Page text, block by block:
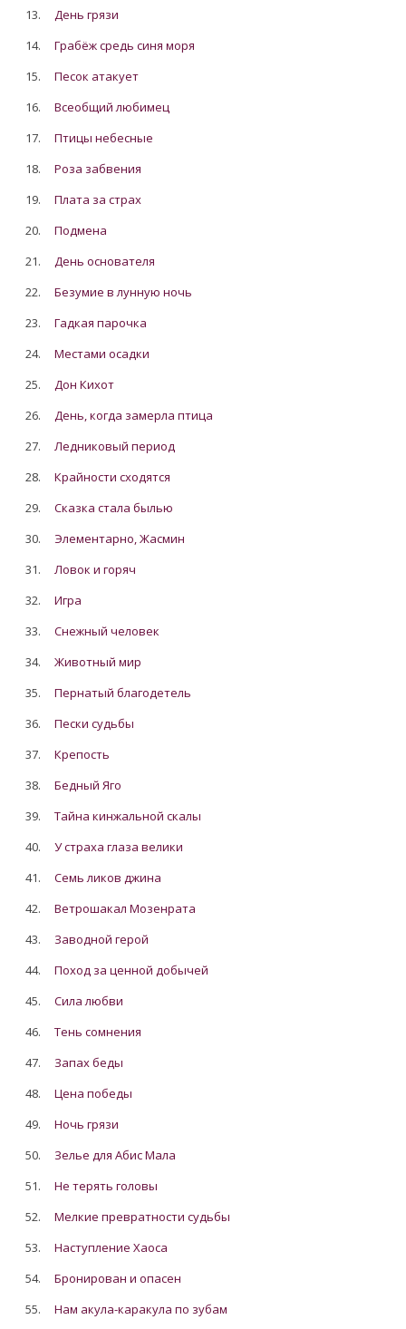
13.
День грязи
14.
Грабёж средь синя моря
15.
Песок атакует
16.
Всеобщий любимец
17.
Птицы небесные
18.
Роза забвения
19.
Плата за страх
20.
Подмена
21.
День основателя
22.
Безумие в лунную ночь
23.
Гадкая парочка
24.
Местами осадки
25.
Дон Кихот
26.
День, когда замерла птица
27.
Ледниковый период
28.
Крайности сходятся
29.
Сказка стала былью
30.
Элементарно, Жасмин
31.
Ловок и горяч
32.
Игра
33.
Снежный человек
34.
Животный мир
35.
Пернатый благодетель
36.
Пески судьбы
37.
Крепость
38.
Бедный Яго
39.
Тайна кинжальной скалы
40.
У страха глаза велики
41.
Семь ликов джина
42.
Ветрошакал Мозенрата
43.
Заводной герой
44.
Поход за ценной добычей
45.
Сила любви
46.
Тень сомнения
47.
Запах беды
48.
Цена победы
49.
Ночь грязи
50.
Зелье для Абис Мала
51.
Не терять головы
52.
Мелкие превратности судьбы
53.
Наступление Хаоса
54.
Бронирован и опасен
55.
Нам акула-каракула по зубам